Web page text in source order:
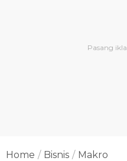
Home Bisnis Makro